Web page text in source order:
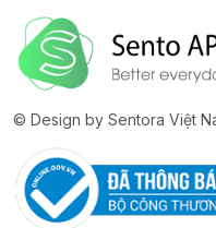
© Design by Sentora Việt